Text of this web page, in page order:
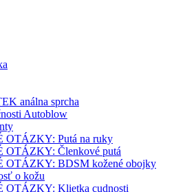
análna sprcha
Autoblow
Putá na ruky
Členkové putá
BDSM kožené obojky
o kožu
Klietka cudnosti